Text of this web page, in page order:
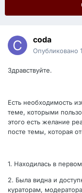
coda
Опубликовано
Здравствуйте.
Есть необходимость
теме, которыми
этого есть желание
посте темы, которая
1. Находилась в
2. Была видна и
кураторам,